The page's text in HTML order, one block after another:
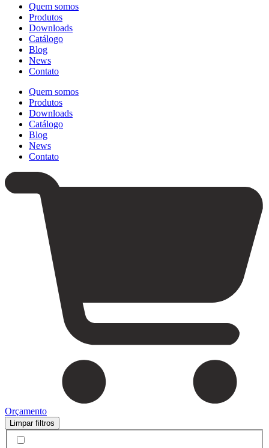
Quem somos
Produtos
Downloads
Catálogo
Blog
News
Contato
Quem somos
Produtos
Downloads
Catálogo
Blog
News
Contato
Orçamento
Limpar filtros